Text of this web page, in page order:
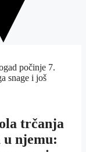
trčanja
u njemu: